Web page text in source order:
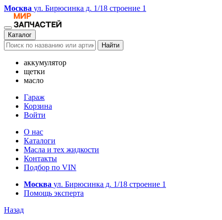
Москва ул. Бирюсинка д. 1/18 строение 1
Каталог
Найти
аккумулятор
щетки
масло
Гараж
Корзина
Войти
О нас
Каталоги
Масла и тех жидкости
Контакты
Подбор по VIN
Москва ул. Бирюсинка д. 1/18 строение 1
Помощь эксперта
Назад